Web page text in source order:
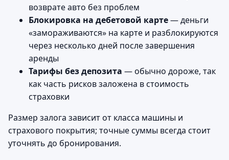
возврате авто без проблем
Блокировка на дебетовой карте— деньги
«замораживаются» на карте и разблокируются
через несколько дней после завершения
аренды
Тарифы без депозита — обычно дороже, так
как часть рисков заложена в стоимость
страховки
Размер залога зависит от класса машины и
страхового покрытия; точные суммы всегда стоит
уточнять до бронирования.